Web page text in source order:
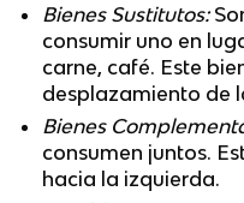
Bienes Sustitutos:
consumir uno en
carne, café. Este
desplazamiento de
Bienes
consumen juntos.
hacia la izquierda.